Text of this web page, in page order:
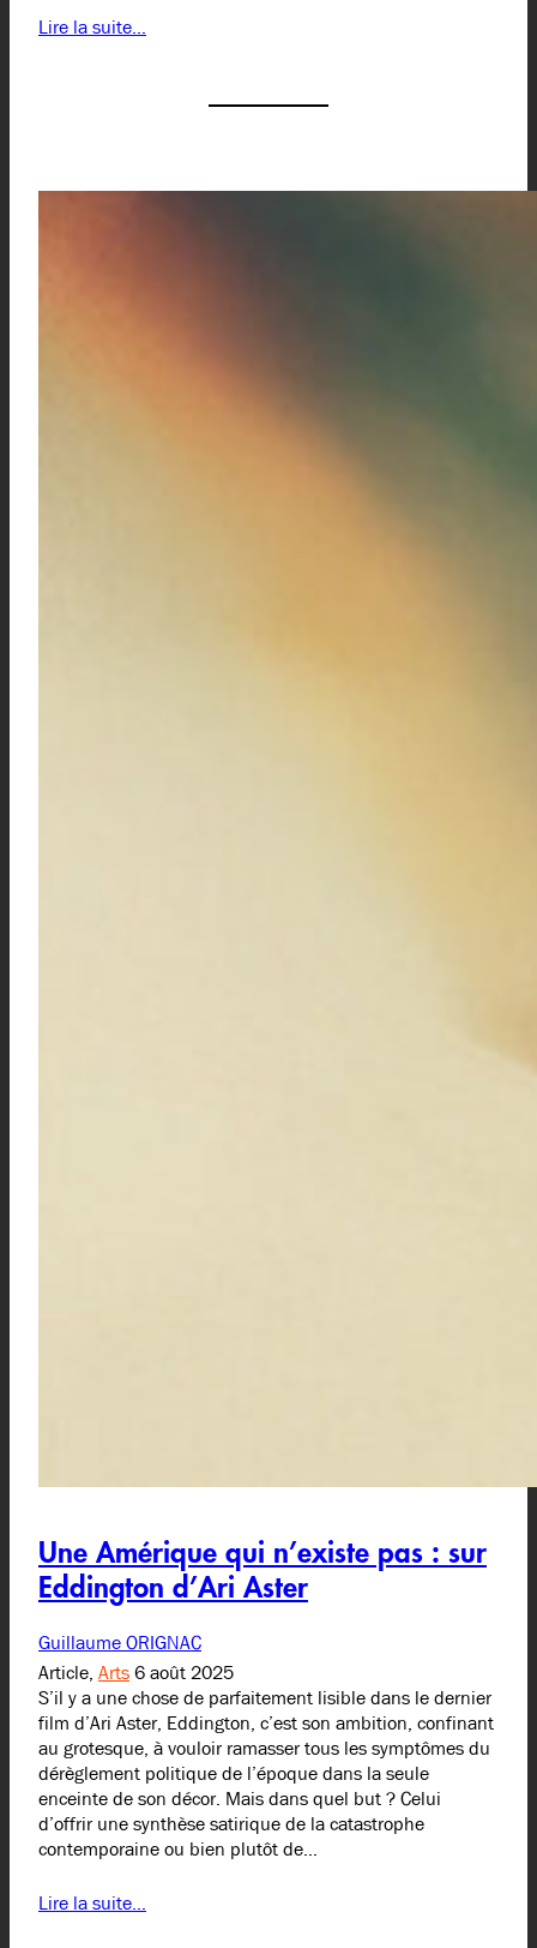
Lire la suite…
Une Amérique qui n’existe pas : sur
Eddington d’Ari Aster
Guillaume ORIGNAC
Article, Arts6 août 2025
S’il y a une chose de parfaitement lisible dans le dernier
film d’Ari Aster, Eddington, c’est son ambition, confinant
au grotesque, à vouloir ramasser tous les symptômes du
dérèglement politique de l’époque dans la seule
enceinte de son décor. Mais dans quel but ? Celui
d’offrir une synthèse satirique de la catastrophe
contemporaine ou bien plutôt de…
Lire la suite…